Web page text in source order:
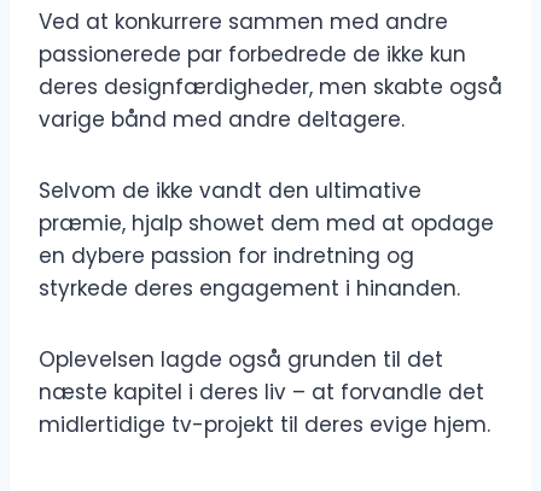
Ved at konkurrere sammen med andre
passionerede par forbedrede de ikke kun
deres designfærdigheder, men skabte også
varige bånd med andre deltagere.
Selvom de ikke vandt den ultimative
præmie, hjalp showet dem med at opdage
en dybere passion for indretning og
styrkede deres engagement i hinanden.
Oplevelsen lagde også grunden til det
næste kapitel i deres liv – at forvandle det
midlertidige tv-projekt til deres evige hjem.